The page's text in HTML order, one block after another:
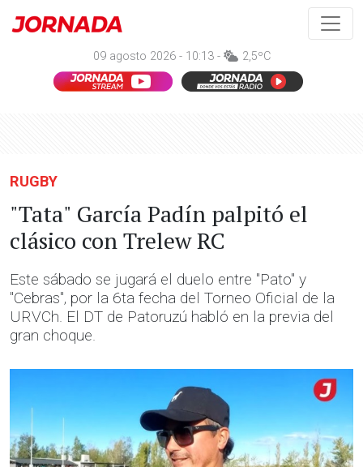
09 agosto 2026 - 10:13 - 2,5ºC
RUGBY
"Tata" García Padín palpitó el
clásico con Trelew RC
Este sábado se jugará el duelo entre "Pato" y
"Cebras", por la 6ta fecha del Torneo Oficial de la
URVCh. El DT de Patoruzú habló en la previa del
gran choque.